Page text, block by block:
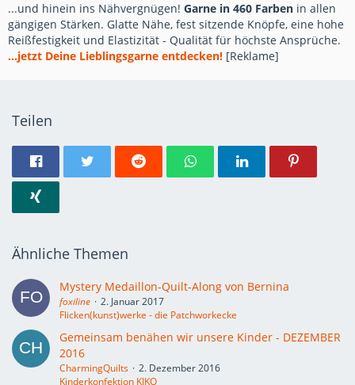
...und hinein ins Nähvergnügen! Garne in 460 Farben in allen
gängigen Stärken. Glatte Nähe, fest sitzende Knöpfe, eine hohe
Reißfestigkeit und Elastizität - Qualität für höchste Ansprüche.
...jetzt Deine Lieblingsgarne entdecken! [Reklame]
Teilen
Ähnliche Themen
Mystery Medaillon-Quilt-Along von Bernina
foxiline
2. Januar 2017
Flicken(kunst)werke - die Patchworkecke
Gemeinsam benähen wir unsere Kinder - DEZEMBER
2016
CharmingQuilts
2. Dezember 2016
Kinderkonfektion KIKO